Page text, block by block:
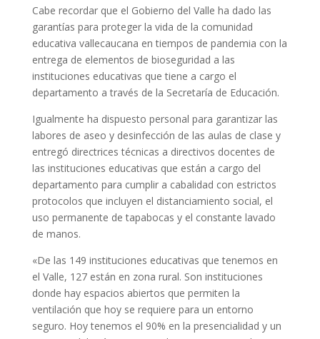
Cabe recordar que el Gobierno del Valle ha dado las
garantías para proteger la vida de la comunidad
educativa vallecaucana en tiempos de pandemia con la
entrega de elementos de bioseguridad a las
instituciones educativas que tiene a cargo el
departamento a través de la Secretaría de Educación.
Igualmente ha dispuesto personal para garantizar las
labores de aseo y desinfección de las aulas de clase y
entregó directrices técnicas a directivos docentes de
las instituciones educativas que están a cargo del
departamento para cumplir a cabalidad con estrictos
protocolos que incluyen el distanciamiento social, el
uso permanente de tapabocas y el constante lavado
de manos.
«De las 149 instituciones educativas que tenemos en
el Valle, 127 están en zona rural. Son instituciones
donde hay espacios abiertos que permiten la
ventilación que hoy se requiere para un entorno
seguro. Hoy tenemos el 90% en la presencialidad y un